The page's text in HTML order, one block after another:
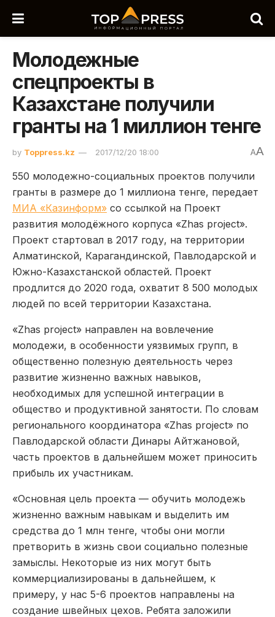
Молодежные
спецпроекты в
Казахстане получили
гранты на 1 миллион тенге
by Toppress.kz 2017/12/20 18:00 AA
550 молодежно-социальных проектов получили
гранты в размере до 1 миллиона тенге, передает
МИА «Казинформ» со ссылкой на Проект
развития молодёжного корпуса «Zhas project».
Проект стартовал в 2017 году, на территории
Алматинской, Карагандинской, Павлодарской и
Южно-Казахстанской областей. Проект
продлится до 2020 года, охватит 8 500 молодых
людей по всей территории Казахстана.
«Zhas project» направлен на вовлечение
молодежи, в особенности уязвимых групп, в
общественно полезную деятельность через
развитие жизненно важных навыков,
необходимых для успешной интеграции в
общество и продуктивной занятости. По словам
регионального координатора «Zhas project» по
Павлодарской области Динары Айтжановой,
часть проектов в дальнейшем может приносить
прибыль их участникам.
«Основная цель проекта — обучить молодежь
жизненно важным навыкам и выделить им
средства до 1 млн тенге, чтобы они могли
претворить в жизнь свои социально полезные
замыслы. Некоторые из них могут быть
коммерциализированы в дальнейшем, к
примеру, у нас 5-6 проектов направлены на
создание швейных цехов. Ребята заложили